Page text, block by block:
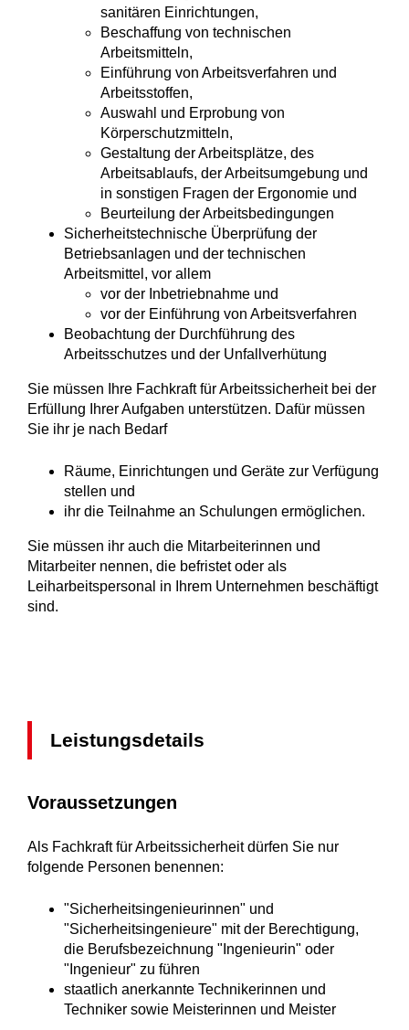
sanitären Einrichtungen,
Beschaffung von technischen
Arbeitsmitteln,
Einführung von Arbeitsverfahren und
Arbeitsstoffen,
Auswahl und Erprobung von
Körperschutzmitteln,
Gestaltung der Arbeitsplätze, des
Arbeitsablaufs, der Arbeitsumgebung und
in sonstigen Fragen der Ergonomie und
Beurteilung der Arbeitsbedingungen
Sicherheitstechnische Überprüfung der
Betriebsanlagen und der technischen
Arbeitsmittel , vor allem
vor der Inbetriebnahme und
vor der Einführung von Arbeitsverfahren
Beobachtung der Durchführung des
Arbeitsschutzes und der Unfallverhütung
Sie müssen Ihre Fachkraft für Arbeitssicherheit bei der
Erfüllung
Ihrer Aufgaben unterstützen. Dafür müssen
Sie ihr je nach Bedarf
Räume, Einrichtungen und Geräte zur Verfügung
stellen und
ihr die Teilnahme an Schulungen ermöglichen.
Sie müssen ihr auch die Mitarbeiterinnen und
Mitarbeiter nennen, die befristet oder als
Leiharbeitspersonal in Ihrem Unternehmen beschäftigt
sind.
Leistungsdetails
Voraussetzungen
Als Fachkraft für Arbeitssicherheit dürfen Sie nur
folgende Personen benennen:
"Sicherheitsingenieurinnen" und
"Sicherheitsingenieure" mit der Berechtigung,
die Berufsbezeichnung "Ingenieurin" oder
"Ingenieur" zu führen
staatlich anerkannte Technikerinnen und
Techniker sowie Meisterinnen und Meister